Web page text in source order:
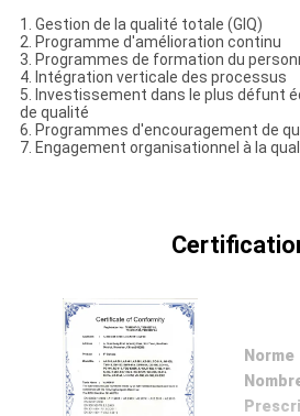
PRODUITS
VIDÉOS
NOUS
VISITE
1. Gestion de la qualité totale (GIQ)
2. Programme d'amélioration continu
3. Programmes de formation du
4. Intégration verticale des processus
5. Investissement dans le plus défunt
de qualité
6. Programmes d'encouragement de
7. Engagement organisationnel à la
Norme